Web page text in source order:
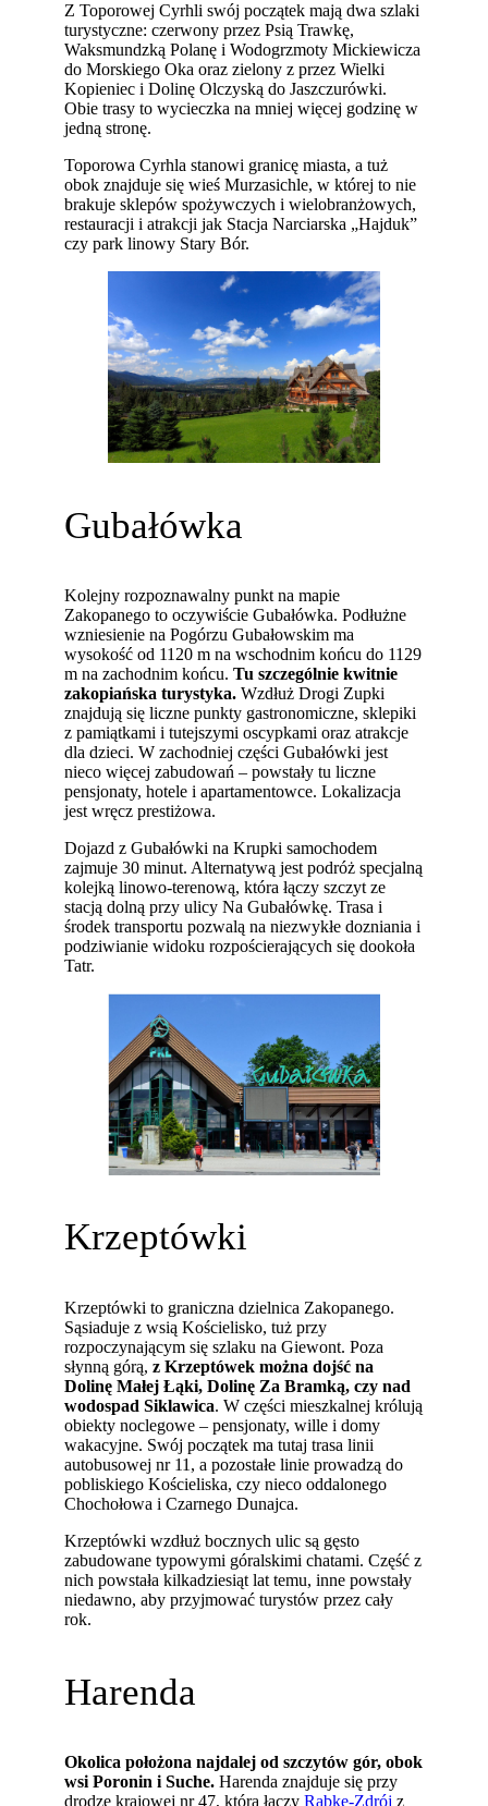
Z Toporowej Cyrhli swój początek mają dwa szlaki
turystyczne: czerwony przez Psią Trawkę,
Waksmundzką Polanę i Wodogrzmoty Mickiewicza
do Morskiego Oka oraz zielony z przez Wielki
Kopieniec i Dolinę Olczyską do Jaszczurówki.
Obie trasy to wycieczka na mniej więcej godzinę w
jedną stronę.
Toporowa Cyrhla stanowi granicę miasta, a tuż
obok znajduje się wieś Murzasichle, w której to nie
brakuje sklepów spożywczych i wielobranżowych,
restauracji i atrakcji jak Stacja Narciarska „Hajduk”
czy park linowy Stary Bór.
Gubałówka
Kolejny rozpoznawalny punkt na mapie
Zakopanego to oczywiście Gubałówka. Podłużne
wzniesienie na Pogórzu Gubałowskim ma
wysokość od 1120 m na wschodnim końcu do 1129
m na zachodnim końcu.Tu szczególnie kwitnie
zakopiańska turystyka. Wzdłuż Drogi Zupki
znajdują się liczne punkty gastronomiczne, sklepiki
z pamiątkami i tutejszymi oscypkami oraz atrakcje
dla dzieci. W zachodniej części Gubałówki jest
nieco więcej zabudowań – powstały tu liczne
pensjonaty, hotele i apartamentowce. Lokalizacja
jest wręcz prestiżowa.
Dojazd z Gubałówki na Krupki samochodem
zajmuje 30 minut. Alternatywą jest podróż specjalną
kolejką linowo-terenową, która łączy szczyt ze
stacją dolną przy ulicy Na Gubałówkę. Trasa i
środek transportu pozwalą na niezwykłe dozniania i
podziwianie widoku rozpościerających się dookoła
Tatr.
Krzeptówki
Krzeptówki to graniczna dzielnica Zakopanego.
Sąsiaduje z wsią Kościelisko, tuż przy
rozpoczynającym się szlaku na Giewont. Poza
słynną górą,z Krzeptówek można dojść na
Dolinę Małej Łąki, Dolinę Za Bramką, czy nad
wodospad Siklawica. W części mieszkalnej królują
obiekty noclegowe – pensjonaty, wille i domy
wakacyjne. Swój początek ma tutaj trasa linii
autobusowej nr 11, a pozostałe linie prowadzą do
pobliskiego Kościeliska, czy nieco oddalonego
Chochołowa i Czarnego Dunajca.
Krzeptówki wzdłuż bocznych ulic są gęsto
zabudowane typowymi góralskimi chatami. Część z
nich powstała kilkadziesiąt lat temu, inne powstały
niedawno, aby przyjmować turystów przez cały
rok.
Harenda
Okolica położona najdalej od szczytów gór, obok
wsi Poronin i Suche. Harenda znajduje się przy
drodze krajowej nr 47, która łączyRabkę-Zdrój z